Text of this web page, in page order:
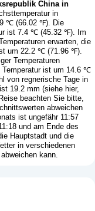
China in
in
℃ (66.02 ℉). Die
ist 7.4 ℃ (45.32 ℉). Im
erwarten, die
um 22.2 ℃ (71.96 ℉).
Temperaturen
Temperatur ist um 14.6 ℃
von regnerische Tage in
19.2 mm (siehe hier,
beachten Sie bitte,
abweichen
ist ungefähr 11:57
und am Ende des
Hauptstadt und die
in verschiedenen
kann.